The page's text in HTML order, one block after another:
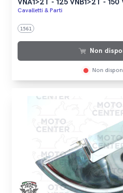
VNA1>2T - 125 VNB1>2T - 150
Cavalletti & Parti
1561
Non
Non